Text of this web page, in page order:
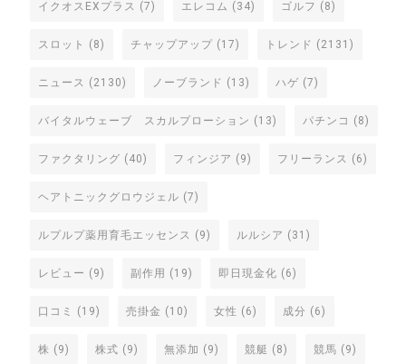
イクオスEXプラス (7) エレコム (34) ゴルフ (8)
スロット (8) チャップアップ (17) トレンド (2131)
ニュース (2130) ノーブランド (13) ハゲ (7)
バイタルウェーブ スカルプローション (13) パチンコ (8)
ファクタリング (40) フィンジア (9) フリーランス (6)
ヘアトニックグロウジェル (7)
ルプルプ薬用育毛エッセンス (9) ルルシア (31)
レビュー (9) 副作用 (19) 即日現金化 (6)
口コミ (19) 売掛金 (10) 女性 (6) 成分 (6)
株 (9) 株式 (9) 無添加 (9) 競艇 (8) 競馬 (9)